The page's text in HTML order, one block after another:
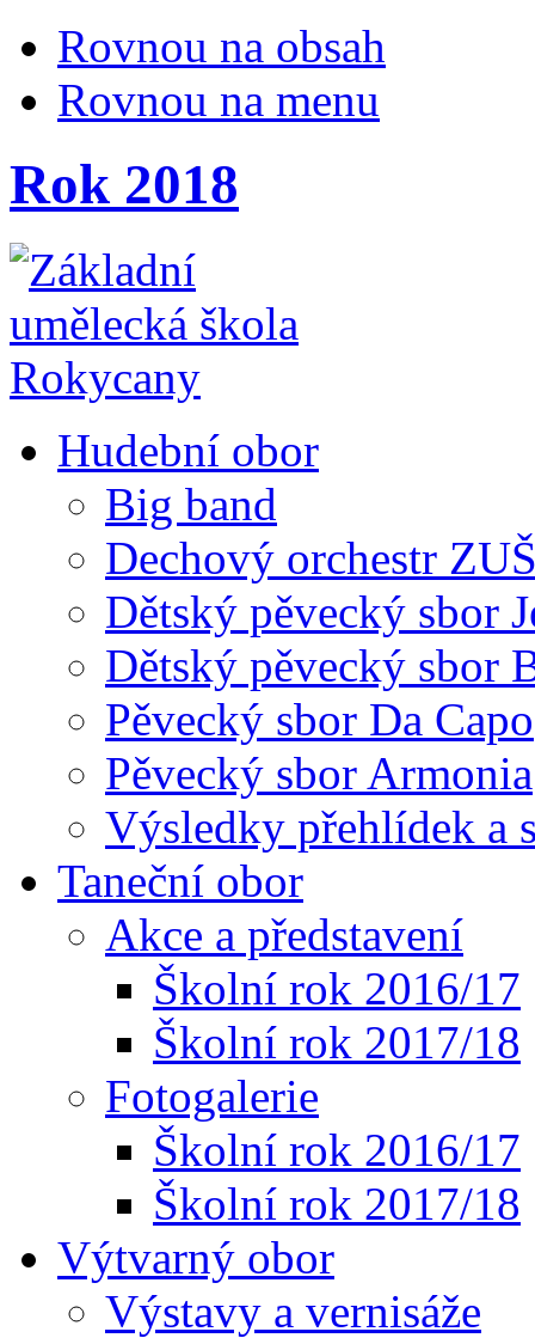
Rovnou na obsah
Rovnou na menu
Rok 2018
Hudební obor
Big band
Dechový orchestr
Dětský pěvecký sbor
Dětský pěvecký sbor
Pěvecký sbor Da Capo
Pěvecký sbor Armonia
Výsledky přehlídek a
Taneční obor
Akce a představení
Školní rok 2016/17
Školní rok 2017/18
Fotogalerie
Školní rok 2016/17
Školní rok 2017/18
Výtvarný obor
Výstavy a vernisáže